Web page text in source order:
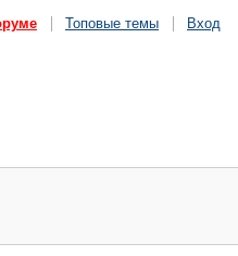
Топовые темы Вход